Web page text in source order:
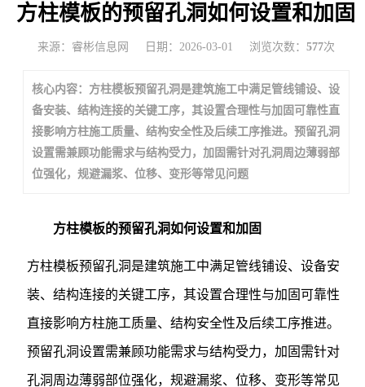
方柱模板的预留孔洞如何设置和加固
来源：睿彬信息网 日期：2026-03-01 浏览次数： 577次
核心内容：方柱模板预留孔洞是建筑施工中满足管线铺设、设
备安装、结构连接的关键工序，其设置合理性与加固可靠性直
接影响方柱施工质量、结构安全性及后续工序推进。预留孔洞
设置需兼顾功能需求与结构受力，加固需针对孔洞周边薄弱部
位强化，规避漏浆、位移、变形等常见问题
方柱模板的预留孔洞如何设置和加固
方柱模板预留孔洞是建筑施工中满足管线铺设、设备安
装、结构连接的关键工序，其设置合理性与加固可靠性
直接影响方柱施工质量、结构安全性及后续工序推进。
预留孔洞设置需兼顾功能需求与结构受力，加固需针对
孔洞周边薄弱部位强化，规避漏浆、位移、变形等常见